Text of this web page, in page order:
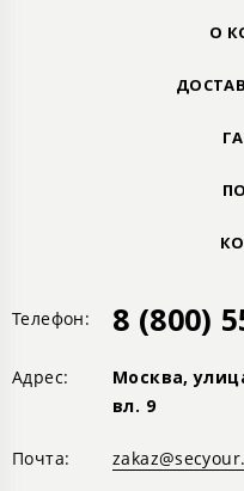
Телефон: 8 (800)
Адрес:
Москва,
вл. 9
Почта:
О